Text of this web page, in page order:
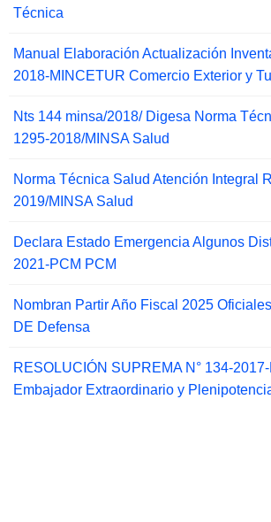
Técnica
Manual Elaboración Actualización
2018-MINCETUR Comercio Exterior y
Nts 144 minsa/2018/ Digesa Norma
1295-2018/MINSA Salud
Norma Técnica Salud Atención Integral
2019/MINSA Salud
Declara Estado Emergencia Algunos
2021-PCM PCM
Nombran Partir Año Fiscal 2025
DE Defensa
RESOLUCIÓN SUPREMA N° 134-
Embajador Extraordinario y